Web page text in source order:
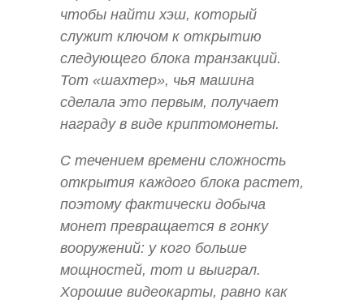
чтобы найти хэш, который
служит ключом к открытию
следующего блока транзакций.
Тот «шахтер», чья машина
сделала это первым, получает
награду в виде криптомонеты.
С течением времени сложность
открытия каждого блока растет,
поэтому фактически добыча
монет превращается в гонку
вооружений: у кого больше
мощностей, тот и выиграл.
Хорошие видеокарты, равно как